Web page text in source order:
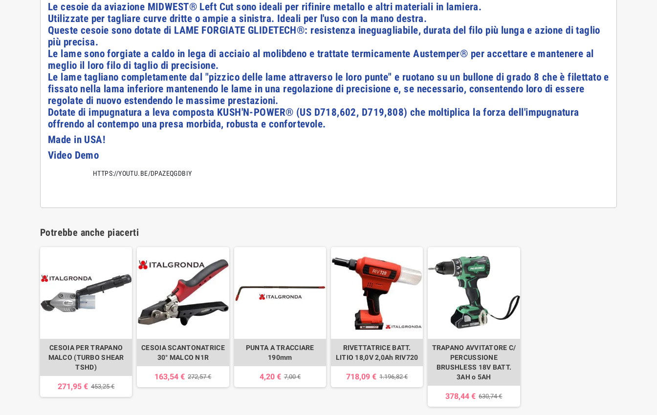
Le cesoie da aviazione MIDWEST® Left Cut sono ideali per rifinire metallo e altri materiali in lamiera.
Utilizzate per tagliare curve dritte o ampie a sinistra. Ideali per l'uso con la mano destra.
Queste cesoie sono dotate di LAME FORGIATE GLIDETECH®: resistenza ineguagliabile, durata del filo più lunga e azione di taglio
più precisa.
Le lame sono forgiate a caldo in lega di acciaio al molibdeno e trattate termicamente Austemper® per accettare e mantenere al
meglio il loro filo di taglio di precisione.
Le lame tagliano completamente dal "pizzico delle lame attraverso le loro punte" e ruotano su un bullone di grado 8 che è filettato e
fissato nella lama inferiore mantenendo le lame in una regolazione di precisione e, se necessario, consentendo loro di essere
regolate di nuovo estendendo le massime prestazioni.
Dotate di impugnatura a leva composta KUSH'N-POWER® (US D718,602, D719,808) che moltiplica la forza dell'impugnatura
offrendo al contempo una presa morbida, robusta e confortevole.
Made in USA!
Video Demo
HTTPS://YOUTU.BE/DPAZEQGDBIY
Potrebbe anche piacerti
CESOIA PER TRAPANO
MALCO (TURBO SHEAR
TSHD)
271,95 € 453,25 €
CESOIA SCANTONATRICE
30° MALCO N1R
163,54 € 272,57 €
PUNTA A TRACCIARE
190mm
4,20 € 7,00 €
RIVETTATRICE BATT.
LITIO 18,0V 2,0Ah RIV720
718,09 € 1.196,82 €
TRAPANO AVVITATORE C/
PERCUSSIONE
BRUSHLESS 18V BATT.
3AH o 5AH
378,44 € 630,74 €